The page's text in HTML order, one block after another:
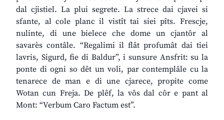
dal cjistiel. La plui segrete. La strece dai cjavei si
sfante, al cole planc il vistît tai siei pîts. Frescje,
nulinte, di une bielece che dome un cjantôr al
savarès contâle. “Regalimi il flât profumât dai tiei
lavris, Sigurd, fie di Baldur”, i sunsure Ansfrit: su la
ponte di ogni so dêt un voli, par contemplâle cu la
tenarece de man e di une cjarece, propite come
Wotan cun Freja. De plêf, la vôs dal côr e pant al
Mont: “Verbum Caro Factum est”.